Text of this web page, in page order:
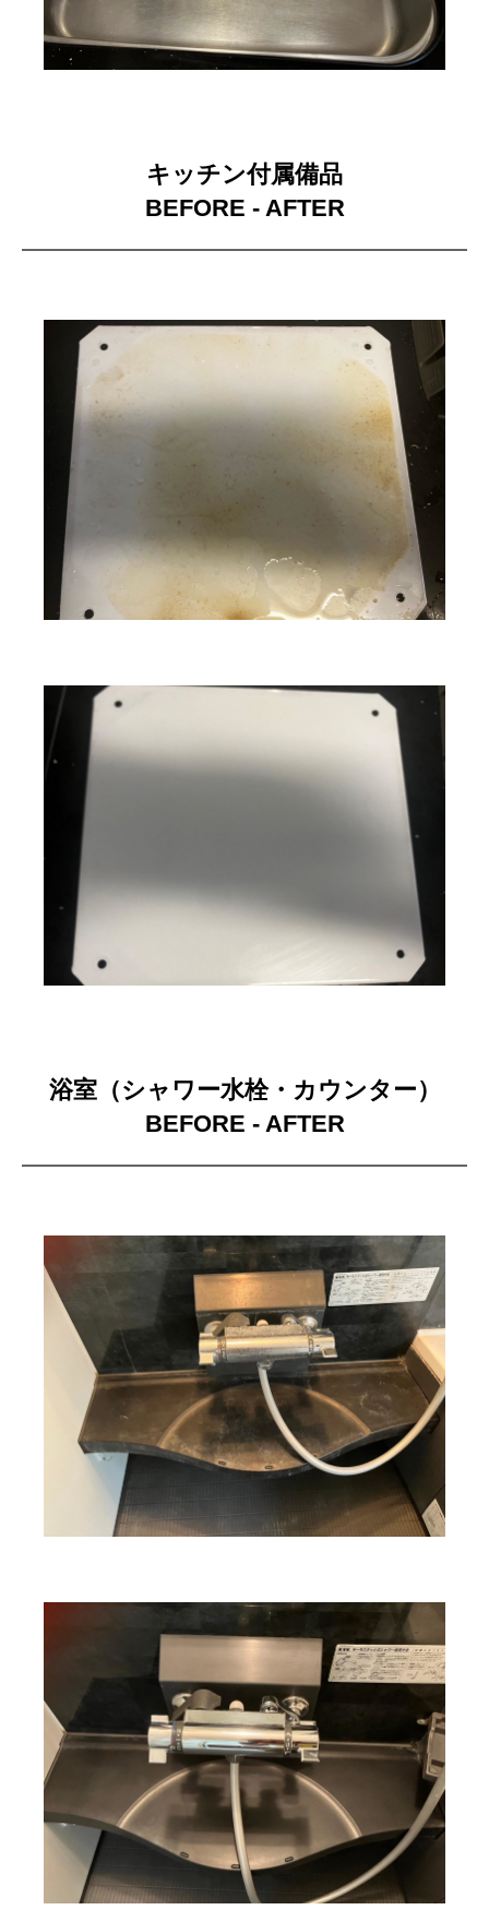
キッチン付属備品
BEFORE - AFTER
浴室（シャワー水栓・カウンター）
BEFORE - AFTER